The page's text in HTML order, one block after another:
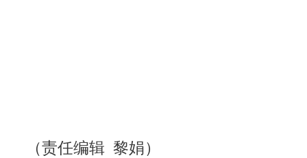
（责任编辑 黎娟）